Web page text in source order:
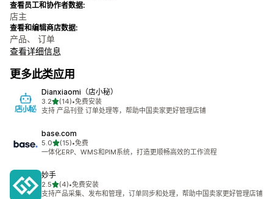
查看员工和协作者数据:
店主
查看和编辑商店数据:
产品、 订单
查看详细信息
更多此类应用
Dianxiaomi（店小秘）
3.2星（满分 5 星）
(14)
总共 14 条评论
•免费安装
支持 产品刊登 订单处理等，帮助中国卖家更好管理店铺
base.com
5.0星（满分 5 星）
(15)
总共 15 条评论
•免费
一体化ERP、WMS和PIM系统，打造更顺畅高效的工作流程
妙手
2.5星（满分 5 星）
(4)
总共 4 条评论
•免费安装
支持产品采集、发布和管理，订单同步和处理，帮助中国卖家更好管理店铺